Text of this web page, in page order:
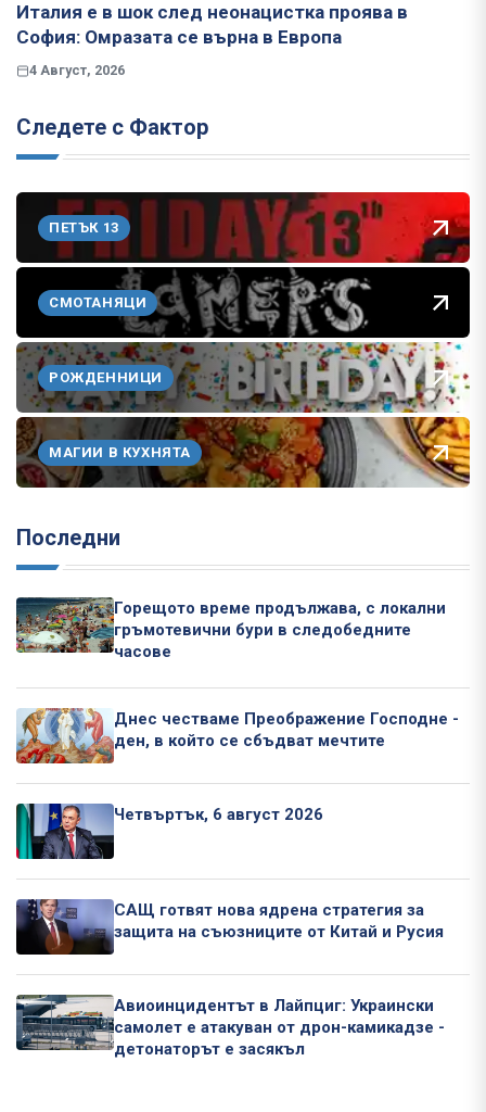
Италия е в шок след неонацистка проява в
София: Омразата се върна в Европа
4 Август, 2026
Следете с Фактор
ПЕТЪК 13
СМОТАНЯЦИ
РОЖДЕННИЦИ
МАГИИ В КУХНЯТА
Последни
Горещото време продължава, с локални
гръмотевични бури в следобедните
часове
Днес честваме Преображение Господне -
ден, в който се сбъдват мечтите
Четвъртък, 6 август 2026
САЩ готвят нова ядрена стратегия за
защита на съюзниците от Китай и Русия
Авиоинцидентът в Лайпциг: Украински
самолет е атакуван от дрон-камикадзе -
детонаторът е засякъл